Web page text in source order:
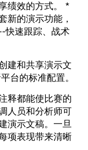
绩效的方式。 *
新的演示功能，
快速跟踪、战术
建和共享演示文
台的标准配置。
释都能使比赛的
人员和分析师可
演示文稿。一旦
项表现带来清晰